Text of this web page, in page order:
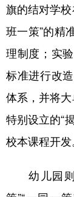
旗的结对学校
班一策”的精
理制度；实
标准进行改
体系，并将
特别设立的“
校本课程开发
幼儿园则